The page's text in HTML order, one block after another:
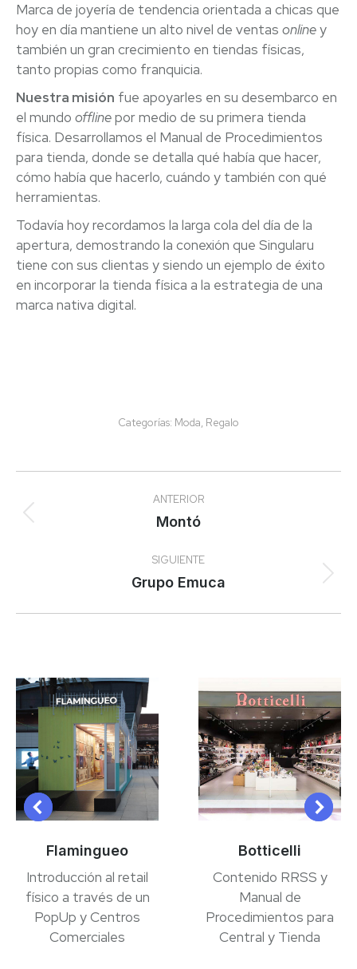
Marca de joyería de tendencia orientada a chicas que
hoy en día mantiene un alto nivel de ventas onliney
también un gran crecimiento en tiendas físicas,
tanto propias como franquicia.
Nuestra misión fue apoyarles en su desembarco en
el mundo offlinepor medio de su primera tienda
física. Desarrollamos el Manual de Procedimientos
para tienda, donde se detalla qué había que hacer,
cómo había que hacerlo, cuándo y también con qué
herramientas.
Todavía hoy recordamos la larga cola del día de la
apertura, demostrando la conexión que Singularu
tiene con sus clientas y siendo un ejemplo de éxito
en incorporar la tienda física a la estrategia de una
marca nativa digital.
Categorías: Moda, Regalo
Navegación
entre
proyectos
ANTERIOR
Proyecto
Montó
SIGUIENTE
Proyecto
Grupo Emuca
Flamingueo
Introducción al retail
físico a través de un
PopUp y Centros
Comerciales
Botticelli
Contenido RRSS y
Manual de
Procedimientos para
Central y Tienda